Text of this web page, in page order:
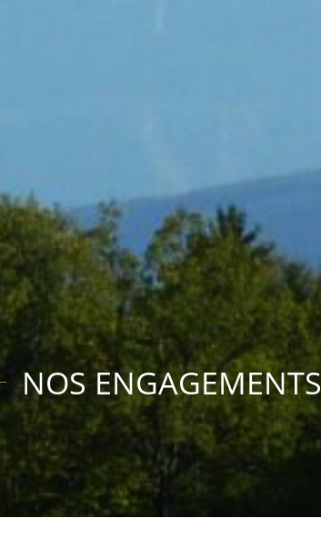
NOS ENGAGEMENTS